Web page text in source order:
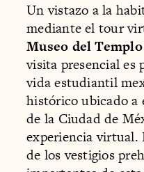
Un vistazo a la
mediante el tour
Museo del
visita presencial es
vida estudiantil
histórico ubicado a
de la Ciudad de
experiencia virtual.
de los vestigios